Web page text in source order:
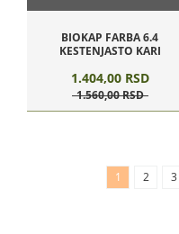
BIOKAP FARBA 6.4
KESTENJASTO KARI
1.404,00 RSD
1.560,00RSD
1 2 3